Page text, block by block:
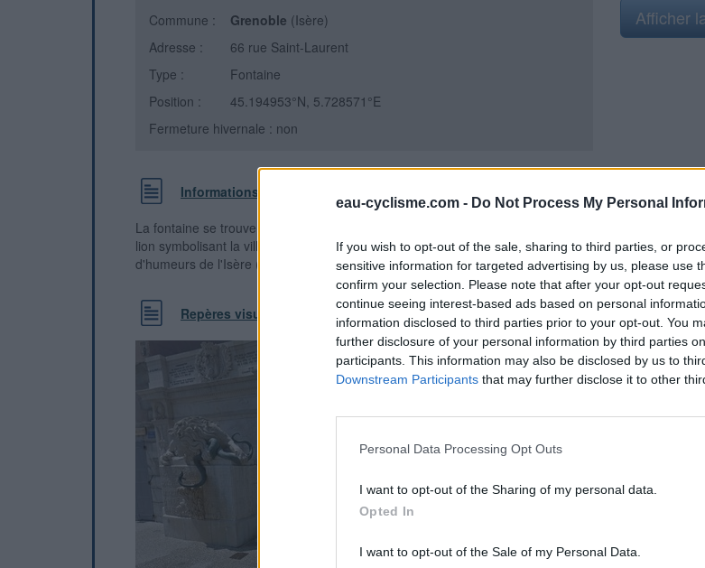
eau-cyclisme.com - Do Not Process My Personal
If you wish to opt-out of the sale, sharing to third parties, or
sensitive information for targeted advertising by us, please use
confirm your selection. Please note that after your opt-out
continue seeing interest-based ads based on personal
information disclosed to third parties prior to your opt-out. You
further disclosure of your personal information by third parties
participants. This information may also be disclosed by us to
Downstream Participants that may further disclose it to other
Personal Data Processing Opt Outs
I want to opt-out of the Sharing of my personal data.
Opted In
I want to opt-out of the Sale of my Personal Data.
Commune : Grenoble (Isère)
Adresse :
66 rue Saint-Laurent
Type :
Fontaine
Position :
45.194953°N, 5.728571°E
Fermeture hivernale : non
Informations complémentaires
La fontaine se trouve à droite de la fameuse sculpture du Lion et du Serpent. Le
lion symbolisant la ville de Grenoble qui parvient à maîtriser les sautes
d'humeurs de l'Isère ("Ysara", qui en vieux français signifie "le serpent")
Repères visuels
Afficher